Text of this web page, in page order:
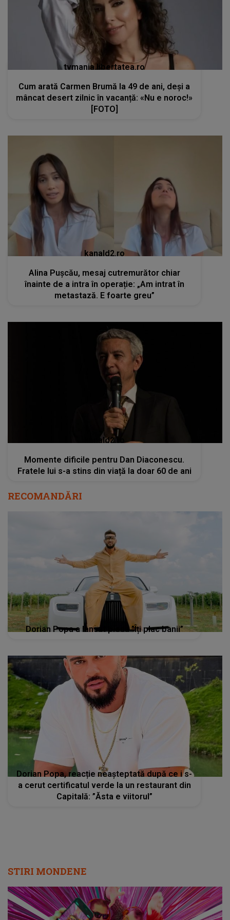
mâncat desert zilnic în vacanță: «Nu e noroc!»
[FOTO]
Alina Pușcău, mesaj cutremurător chiar
înainte de a intra în operație: „Am intrat în
metastază. E foarte greu”
Momente dificile pentru Dan Diaconescu.
Fratele lui s-a stins din viață la doar 60 de ani
Dorian Popa a lansat piesa ”Îți plac banii”
Dorian Popa, reacție neașteptată după ce i s-
a cerut certificatul verde la un restaurant din
Capitală: ”Ăsta e viitorul”
STIRI MONDENE